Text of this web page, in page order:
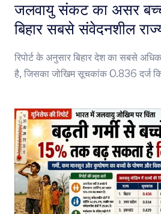
जलवायु संकट का असर
बिहार सबसे संवेदनशील
रिपोर्ट के अनुसार बिहार देश का सबसे
है, जिसका जोखिम सूचकांक 0.836 दर्ज